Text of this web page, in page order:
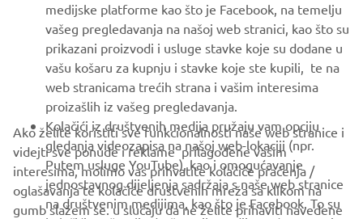
SUPPORT
BILTEN
Budite prvi koji će saznati o najnovijim ponudama, posebnim
događajima, novim izdanjima i još mnogo toga
PRETPLATITE SE
medijske platforme kao što je Facebook, na temelju
vašeg pregledavanja na našoj web stranici, kao što su
prikazani proizvodi i usluge stavke koje su dodane u
vašu košaru za kupnju i stavke koje ste kupili, te na
web stranicama trećih strana i vašim interesima
proizašlih iz vašeg pregledavanja.
Kolačići iz društvenih medija pružaju vam opciju
gledanja videozapisa na našoj web-lokaciji (npr.
Putem usluge YouTube), kao i omogućavanje
jednostavnog dijeljenja sadržaja s naše web stranice
na društvenim medijima, kao što je Facebook. To su
Ako želite koristiti sve funkcionalnosti naše web stranice i
videjti sve ponude i reklame prilagođene vašim
interesima, molimo vas prihvatite kolačiće praćenja /
oglašavanja te kolačiće društvenih mreža sa klikom na
gumb slažem se. u slučaju da ne želite prihaviti navedene